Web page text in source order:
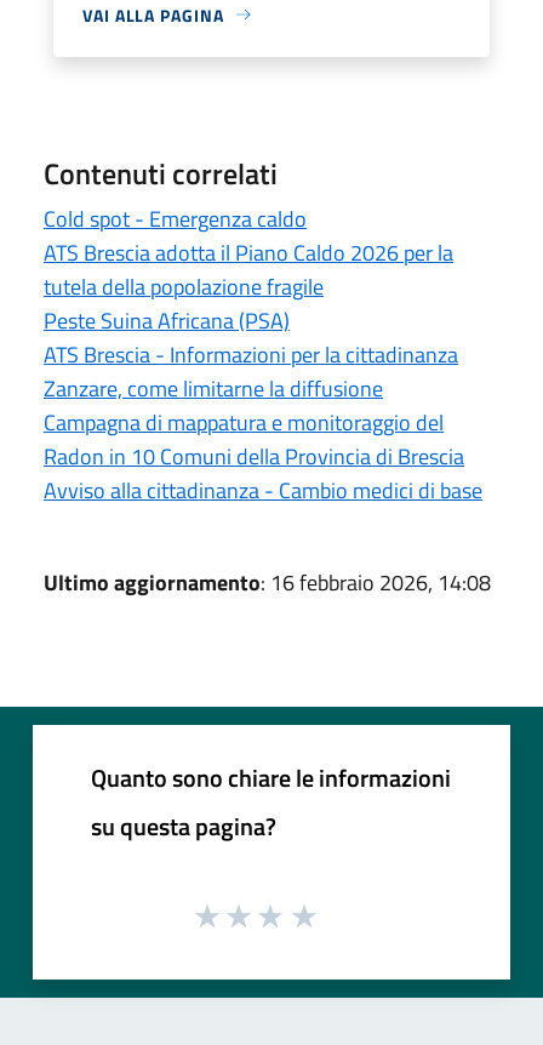
VAI ALLA PAGINA
Contenuti correlati
Cold spot - Emergenza caldo
ATS Brescia adotta il Piano Caldo 2026 per la
tutela della popolazione fragile
Peste Suina Africana (PSA)
ATS Brescia - Informazioni per la cittadinanza
Zanzare, come limitarne la diffusione
Campagna di mappatura e monitoraggio del
Radon in 10 Comuni della Provincia di Brescia
Avviso alla cittadinanza - Cambio medici di base
Ultimo aggiornamento: 16 febbraio 2026, 14:08
Quanto sono chiare le informazioni
su questa pagina?